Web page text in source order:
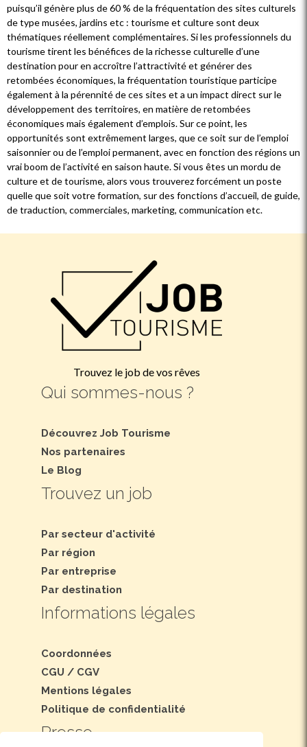
puisqu’il génère plus de 60 % de la fréquentation des sites culturels
de type musées, jardins etc : tourisme et culture sont deux
thématiques réellement complémentaires. Si les professionnels du
tourisme tirent les bénéfices de la richesse culturelle d’une
destination pour en accroître l’attractivité et générer des
retombées économiques, la fréquentation touristique participe
également à la pérennité de ces sites et a un impact direct sur le
développement des territoires, en matière de retombées
économiques mais également d’emplois. Sur ce point, les
opportunités sont extrêmement larges, que ce soit sur de l’emploi
saisonnier ou de l’emploi permanent, avec en fonction des régions un
vrai boom de l’activité en saison haute. Si vous êtes un mordu de
culture et de tourisme, alors vous trouverez forcément un poste
quelle que soit votre formation, sur des fonctions d’accueil, de guide,
de traduction, commerciales, marketing, communication etc.
Trouvez le job de vos rêves
Qui sommes-nous ?
Découvrez Job Tourisme
Nos partenaires
Le Blog
Trouvez un job
Par secteur d'activité
Par région
Par entreprise
Par destination
Informations légales
Coordonnées
CGU / CGV
Mentions légales
Politique de confidentialité
Presse